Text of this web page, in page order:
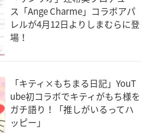
ス「Ange Charme」コラボアパ
レルが4月12日よりしまむらに登
場！
「キティ×もちまる日記」YouT
ube初コラボでキティがもち様を
ガチ語り！「推しがいるってハ
ッピー」